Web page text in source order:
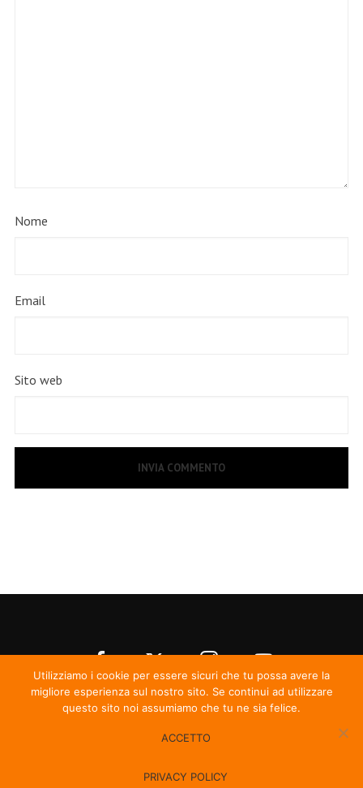
Nome
Email
Sito web
Utilizziamo i cookie per essere sicuri che tu possa avere la
migliore esperienza sul nostro sito. Se continui ad utilizzare
questo sito noi assumiamo che tu ne sia felice.
ACCETTO
PRIVACY POLICY